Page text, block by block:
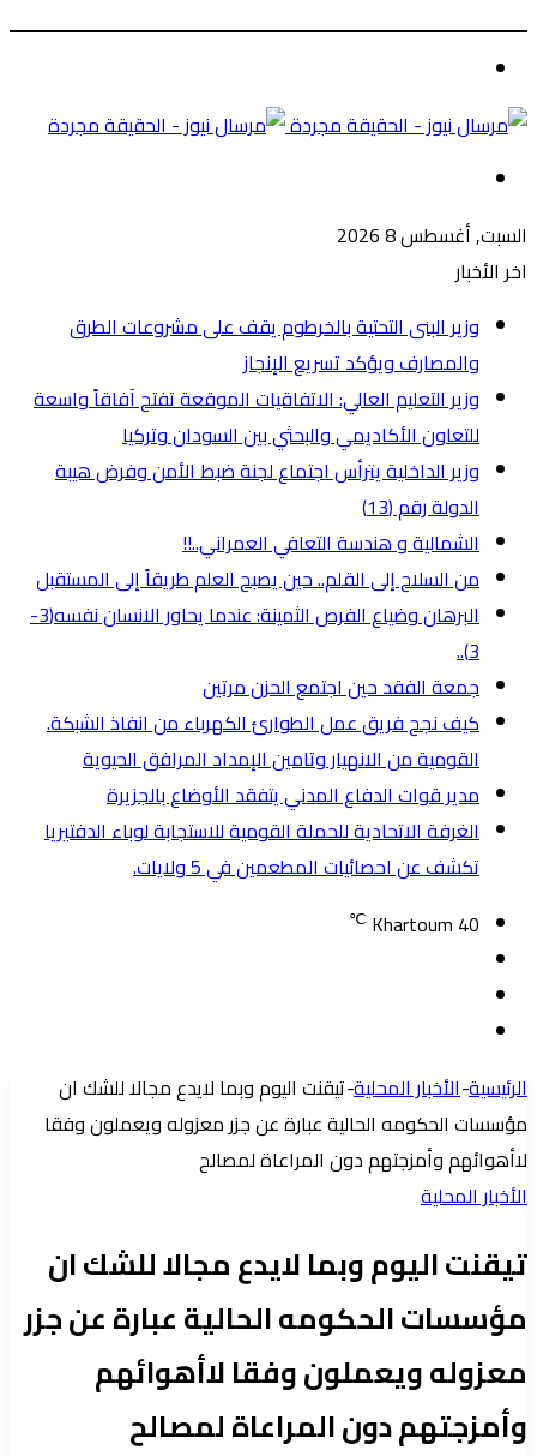
عن
السبت, أغسطس 8 2026
اخر الأخبار
وزير البنى التحتية بالخرطوم يقف على مشروعات الطرق
والمصارف ويؤكد تسريع الإنجاز
وزير التعليم العالي: الاتفاقيات الموقعة تفتح آفاقاً واسعة
للتعاون الأكاديمي والبحثي بين السودان وتركيا
وزير الداخلية يترأس اجتماع لجنة ضبط الأمن وفرض هيبة
الدولة رقم (13)
الشمالية و هندسة التعافي العمراني..!!
من السلاح إلى القلم.. حين يصبح العلم طريقاً إلى المستقبل
البرهان وضياع الفرص الثمينة: عندما يحاور الانسان نفسه(3-
3)..
جمعة الفقد حين اجتمع الحزن مرتين
كيف نجح فريق عمل الطوارئ الكهرباء من انفاذ الشبكة.
القومية من الانهيار وتامين الإمداد المرافق الحيوية
مدير قوات الدفاع المدني يتفقد الأوضاع بالجزيرة
الغرفة الاتحادية للحملة القومية للاستجابة لوباء الدفتيريا
تكشف عن احصائيات المطعمين في 5 ولايات.
Khartoum 40
℃
جانبيالرئيسية-الأخبار المحلية-تيقنت اليوم وبما لايدع مجالا للشك ان
مؤسسات الحكومه الحالية عبارة عن جزر معزوله ويعملون وفقا
لاأهوائهم وأمزجتهم دون المراعاة لمصالح
الأخبار المحلية
تيقنت اليوم وبما لايدع مجالا للشك ان
مؤسسات الحكومه الحالية عبارة عن جزر
معزوله ويعملون وفقا لاأهوائهم
وأمزجتهم دون المراعاة لمصالح